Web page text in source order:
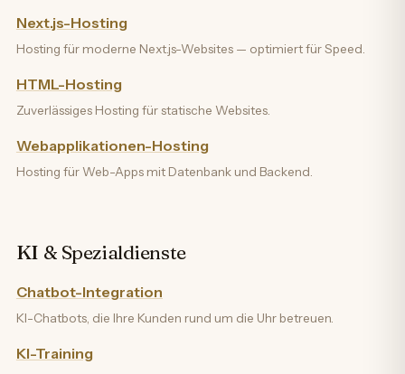
Next.js-Hosting
Hosting für moderne Next.js-Websites — optimiert für Speed.
HTML-Hosting
Zuverlässiges Hosting für statische Websites.
Webapplikationen-Hosting
Hosting für Web-Apps mit Datenbank und Backend.
KI & Spezialdienste
Chatbot-Integration
KI-Chatbots, die Ihre Kunden rund um die Uhr betreuen.
KI-Training